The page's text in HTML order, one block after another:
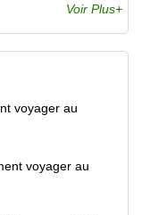
Voir Plus+
voyager au
voyager au